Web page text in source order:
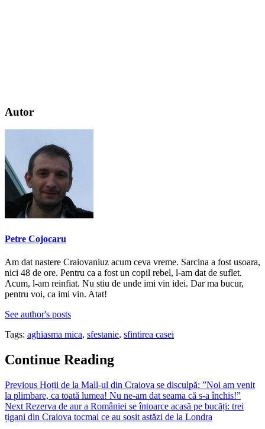
Autor
Petre Cojocaru
Am dat nastere Craiovaniuz acum ceva vreme. Sarcina a fost usoara,
nici 48 de ore. Pentru ca a fost un copil rebel, l-am dat de suflet.
Acum, l-am reinfiat. Nu stiu de unde imi vin idei. Dar ma bucur,
pentru voi, ca imi vin. Atat!
See author's posts
Tags: aghiasma mica, sfestanie, sfintirea casei
Continue Reading
Previous Hoții de la Mall-ul din Craiova se disculpă: ”Noi am venit
la plimbare, ca toată lumea! Nu ne-am dat seama că s-a închis!”
Next Rezerva de aur a României se întoarce acasă pe bucăți: trei
țigani din Craiova tocmai ce au sosit astăzi de la Londra